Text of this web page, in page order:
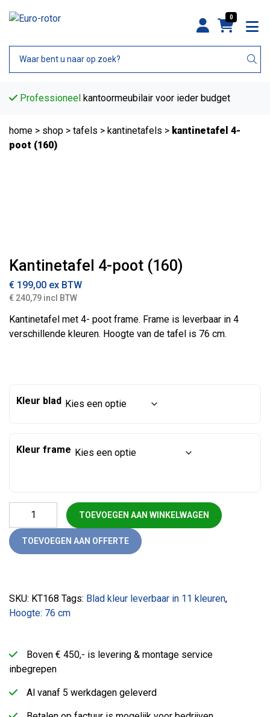
0
Professioneel kantoormeubilair voor ieder budget
home > shop > tafels > kantinetafels > kantinetafel 4-
poot (160)
Kantinetafel 4-poot (160)
€ 199,00 ex BTW
€ 240,79 incl BTW
Kantinetafel met 4- poot frame. Frame is leverbaar in 4
verschillende kleuren. Hoogte van de tafel is 76 cm.
Kleur blad
Kleur frame
Kantinetafel 4-poot (160) aantal
TOEVOEGEN AAN WINKELWAGEN
TOEVOEGEN AAN OFFERTE
SKU: KT168 Tags: Blad kleur leverbaar in 11 kleuren,
Hoogte: 76 cm
Boven € 450,- is levering & montage service
inbegrepen
Al vanaf 5 werkdagen geleverd